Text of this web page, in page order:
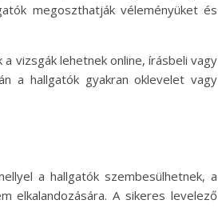
megoszthatják véleményüket és
vizsgák lehetnek online, írásbeli vagy
a hallgatók gyakran oklevelet vagy
a hallgatók szembesülhetnek, a
elkalandozására. A sikeres levelező